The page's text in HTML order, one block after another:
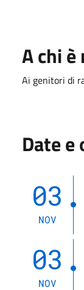
A chi
Ai genitori di
Date e
03
NOV
03
NOV